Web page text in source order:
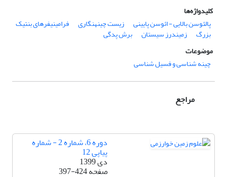
کلیدواژه‌ها
پالئوسن بالایی - ائوسن پایینی
زیست چینه­نگاری فرامینیفرهای بنتیک
بزرگ زمین­درز سیستان
برش پدگی
موضوعات
چینه شناسی و فسیل شناسی
مراجع
دوره 6، شماره 2 - شماره
پیاپی 12
دی 1399
صفحه397-424